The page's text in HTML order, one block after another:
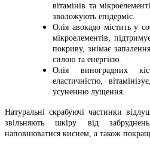
вітамінів та
зволожують епідерміс.
Олія авокадо містить у
мікроелементів,
покриву, знімає
силою та енергією.
Олія виноградних
еластичністю,
усуненню лущення.
Натуральні скрабуючі частинки
звільняють шкіру від
наповнюватися киснем, а також